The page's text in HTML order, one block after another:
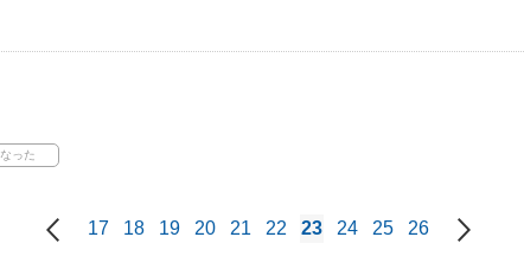
17 18 19 20 21 22 23 24 25 26